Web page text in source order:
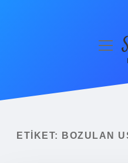
Yasal Uyarı
ETIKET: BOZULAN